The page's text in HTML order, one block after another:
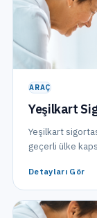
ARAÇ
Yeşilkart
Yeşilkart
geçerli ülke
Detayları Gör